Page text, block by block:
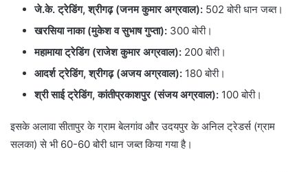
जे.के. ट्रेडिंग, श्रीगढ़ (जनम कुमार अग्रवाल): 502 बोरी धान जब्त।
खरसिया नाका (मुकेश व सुभाष गुप्ता): 300 बोरी।
महामाया ट्रेडिंग (राजेश कुमार अग्रवाल): 200 बोरी।
आदर्श ट्रेडिंग, श्रीगढ़ (अजय अग्रवाल): 180 बोरी।
श्री साई ट्रेडिंग, कांतीप्रकाशपुर (संजय अग्रवाल): 100 बोरी।
​इसके अलावा सीतापुर के ग्राम बेलगांव और उदयपुर के अनिल ट्रेडर्स (ग्राम
सलका) से भी 60-60 बोरी धान जब्त किया गया है।